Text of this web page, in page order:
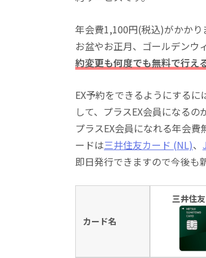
年会費1,100円(税込)がかかり
お盆やお正月、ゴールデンウ
約変更も何度でも無料で行え
EX予約をできるようにする
して、プラスEX会員になるの
プラスEX会員になれる年会
ードは三井住友カード (NL)、
即日発行できますので今後も
カード名
三井住